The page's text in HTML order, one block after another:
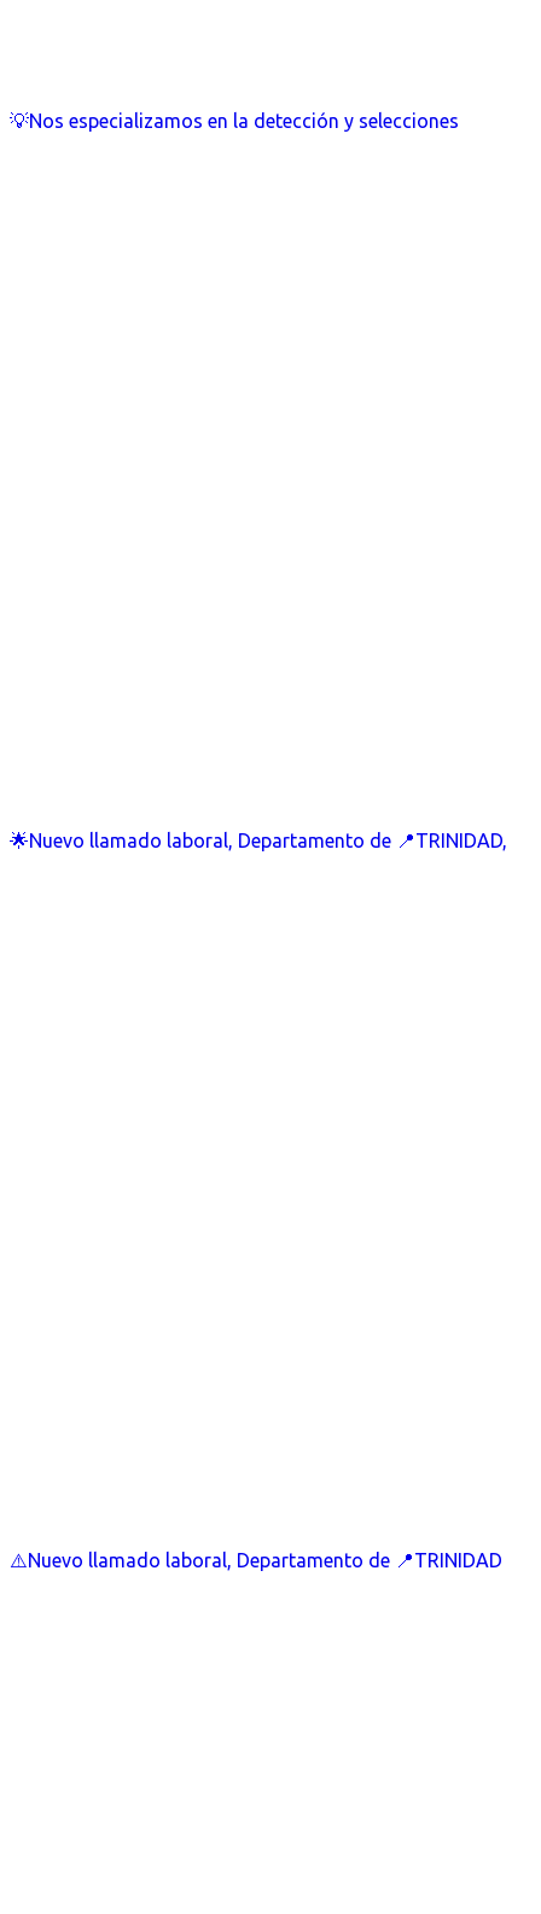
💡Nos especializamos en la detección y selecciones
🌟Nuevo llamado laboral, Departamento de 📍TRINIDAD,
⚠️Nuevo llamado laboral, Departamento de 📍TRINIDAD